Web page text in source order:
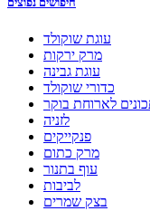
עוגת שוקולד
מרק ירקות
עוגת גבינה
כדורי שוקולד
לארוחת בוקר
לזניה
פנקייקים
מרק כתום
עוף בתנור
לביבות
בצק שמרים